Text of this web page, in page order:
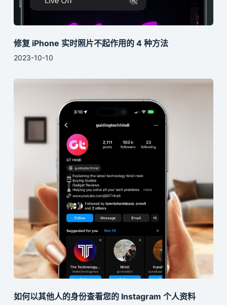
修复 iPhone 实时照片不起作用的 4 种方法
2023-10-10
如何以其他人的身份查看您的 Instagram 个人资料